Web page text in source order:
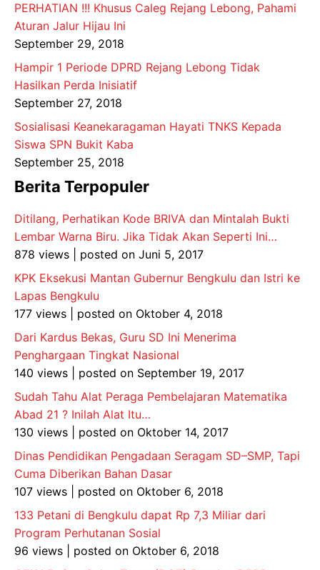
PERHATIAN !!! Khusus Caleg Rejang Lebong, Pahami
Aturan Jalur Hijau Ini
September 29, 2018
Hampir 1 Periode DPRD Rejang Lebong Tidak
Hasilkan Perda Inisiatif
September 27, 2018
Sosialisasi Keanekaragaman Hayati TNKS Kepada
Siswa SPN Bukit Kaba
September 25, 2018
Berita Terpopuler
Ditilang, Perhatikan Kode BRIVA dan Mintalah Bukti
Lembar Warna Biru. Jika Tidak Akan Seperti Ini…
878 views
posted on Juni 5, 2017
KPK Eksekusi Mantan Gubernur Bengkulu dan Istri ke
Lapas Bengkulu
177 views
posted on Oktober 4, 2018
Dari Kardus Bekas, Guru SD Ini Menerima
Penghargaan Tingkat Nasional
140 views
posted on September 19, 2017
Sudah Tahu Alat Peraga Pembelajaran Matematika
Abad 21 ? Inilah Alat Itu…
130 views
posted on Oktober 14, 2017
Dinas Pendidikan Pengadaan Seragam SD–SMP, Tapi
Cuma Diberikan Bahan Dasar
107 views
posted on Oktober 6, 2018
133 Petani di Bengkulu dapat Rp 7,3 Miliar dari
Program Perhutanan Sosial
96 views
posted on Oktober 6, 2018